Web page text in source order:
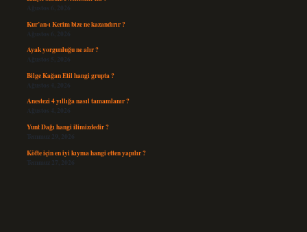
Ağustos 6, 2026
Kur’an-ı Kerim bize ne kazandırır ?
Ağustos 6, 2026
Ayak yorgunluğu ne alır ?
Ağustos 5, 2026
Bilge Kağan Etil hangi grupta ?
Ağustos 4, 2026
Anestezi 4 yıllığa nasıl tamamlanır ?
Ağustos 4, 2026
Yunt Dağı hangi ilimizdedir ?
Temmuz 29, 2026
Köfte için en iyi kıyma hangi etten yapılır ?
Temmuz 27, 2026